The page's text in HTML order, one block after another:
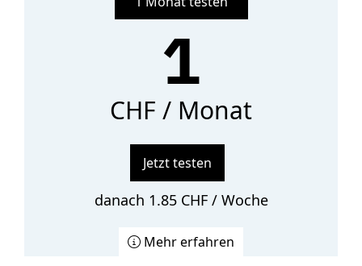
1
CHF / Monat
Jetzt testen
danach 1.85 CHF / Woche
Mehr erfahren